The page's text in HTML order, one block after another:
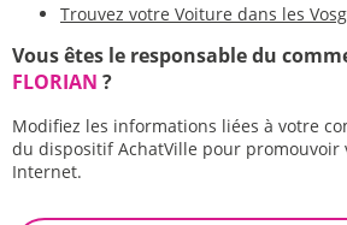
Trouvez votre Voiture dans les
Vous êtes le responsable du
FLORIAN ?
Modifiez les informations liées à votre
du dispositif AchatVille pour promouvoir
Internet.